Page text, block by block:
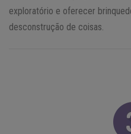
exploratório e oferecer
desconstrução de coisas.